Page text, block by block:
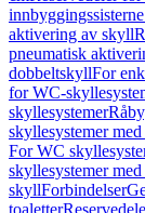
aktivering av skyll
pneumatisk
dobbeltskyllFor
for WC-
skyllesystemer
skyllesystemer
For WC
skyllesystemer
skyllForbindelser
toaletter